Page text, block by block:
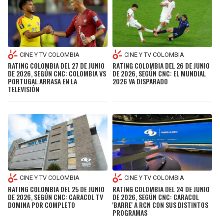
CINE Y TV COLOMBIA
RATING COLOMBIA DEL 27 DE JUNIO
DE 2026, SEGÚN CNC: COLOMBIA VS
PORTUGAL ARRASA EN LA
TELEVISIÓN
CINE Y TV COLOMBIA
RATING COLOMBIA DEL 26 DE JUNIO
DE 2026, SEGÚN CNC: EL MUNDIAL
2026 VA DISPARADO
CINE Y TV COLOMBIA
RATING COLOMBIA DEL 25 DE JUNIO
DE 2026, SEGÚN CNC: CARACOL TV
DOMINA POR COMPLETO
CINE Y TV COLOMBIA
RATING COLOMBIA DEL 24 DE JUNIO
DE 2026, SEGÚN CNC: CARACOL
'BARRE' A RCN CON SUS DISTINTOS
PROGRAMAS